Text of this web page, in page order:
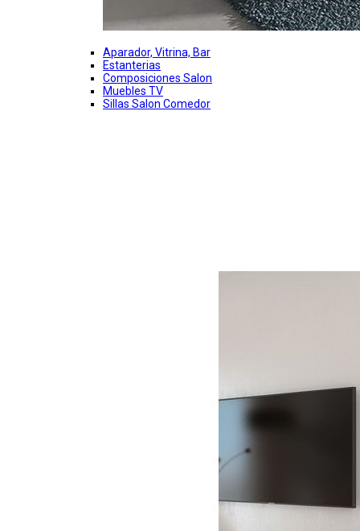
Aparador, Vitrina, Bar
Estanterias
Composiciones Salon
Muebles TV
Sillas Salon Comedor